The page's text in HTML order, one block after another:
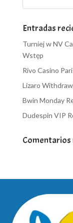
Entradas
Turniej w NV
Wstęp
Rivo Casino
Lizaro
Bwin Monday
Dudespin VIP